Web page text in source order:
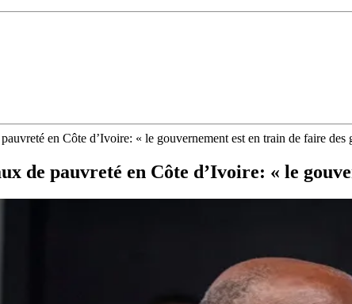
en Côte d’Ivoire: « le gouvernement est en train de faire des
de pauvreté en Côte d’Ivoire: « le